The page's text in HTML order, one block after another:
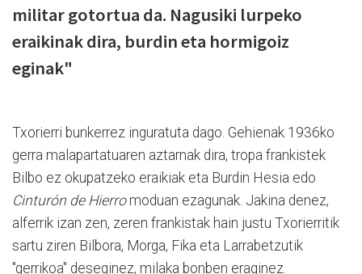
militar gotortua da. Nagusiki lurpeko
eraikinak dira, burdin eta hormigoiz
eginak"
Txorierri bunkerrez inguratuta dago. Gehienak 1936ko
gerra malapartatuaren aztarnak dira, tropa frankistek
Bilbo ez okupatzeko eraikiak eta Burdin Hesia edo
Cinturón de Hierromoduan ezagunak. Jakina denez,
alferrik izan zen, zeren frankistak hain justu Txorierritik
sartu ziren Bilbora, Morga, Fika eta Larrabetzutik
"gerrikoa" deseginez, milaka bonben eraginez.